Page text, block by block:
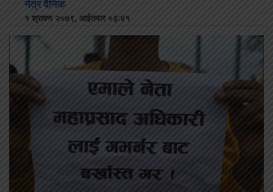
नेत्र दैनिक
१ श्रावण २०७९, आईतवार ०३:४१